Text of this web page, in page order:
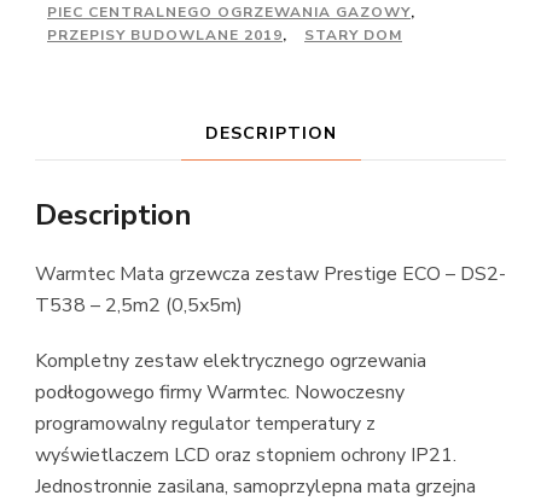
PIEC CENTRALNEGO OGRZEWANIA GAZOWY,
PRZEPISY BUDOWLANE 2019, STARY DOM
DESCRIPTION
Description
Warmtec Mata grzewcza zestaw Prestige ECO – DS2-
T538 – 2,5m2 (0,5x5m)
Kompletny zestaw elektrycznego ogrzewania
podłogowego firmy Warmtec. Nowoczesny
programowalny regulator temperatury z
wyświetlaczem LCD oraz stopniem ochrony IP21.
Jednostronnie zasilana, samoprzylepna mata grzejna